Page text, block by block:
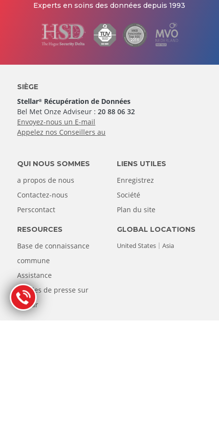
Experts en soins des données depuis 1993
SIÈGE
Stellar® Récupération de Données
Bel Met Onze Adviseur :20 88 06 32
Envoyez-nous un E-mail
Appelez nos Conseillers au
QUI NOUS SOMMES
a propos de nous
Contactez-nous
Perscontact
LIENS UTILES
Enregistrez
Société
Plan du site
RESOURCES
Base de connaissance
commune
Assistance
Articles de presse sur
Stellar
GLOBAL LOCATIONS
United States
Asia